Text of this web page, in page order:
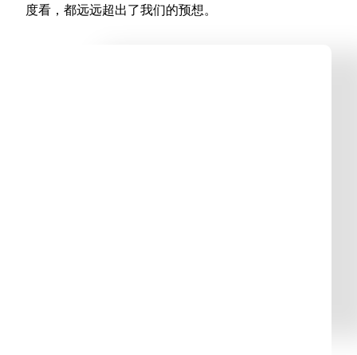
度看，都远远超出了我们的预想。